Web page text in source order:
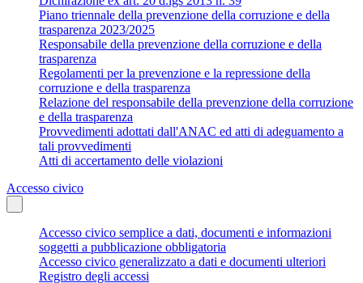
Piano triennale della prevenzione della corruzione e della
trasparenza 2023/2025
Responsabile della prevenzione della corruzione e della
trasparenza
Regolamenti per la prevenzione e la repressione della
corruzione e della trasparenza
Relazione del responsabile della prevenzione della corruzione
e della trasparenza
Provvedimenti adottati dall'ANAC ed atti di adeguamento a
tali provvedimenti
Atti di accertamento delle violazioni
Accesso civico
Accesso civico semplice a dati, documenti e informazioni
soggetti a pubblicazione obbligatoria
Accesso civico generalizzato a dati e documenti ulteriori
Registro degli accessi